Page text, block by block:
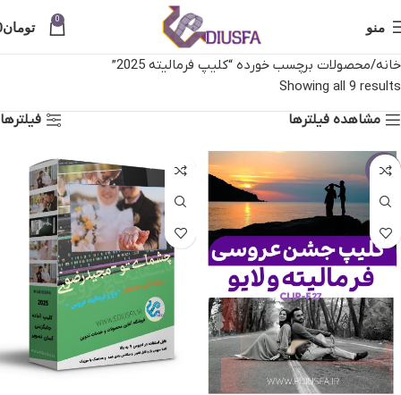
منو 0 تومان
خانه محصولات برچسب خورده “کلیپ فرمالیته 2025”
Showing all 9 results
مشاهده فیلترها
فیلترها
-13%